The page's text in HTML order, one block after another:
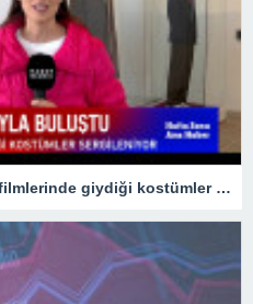
Usta sanatçı Kemal Sunal’ın filmlerinde giydiği kostümler sergileniyor